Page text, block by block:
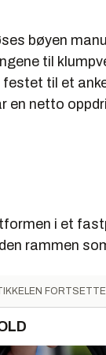
bøyen
til
til et
en netto
i et
rammen